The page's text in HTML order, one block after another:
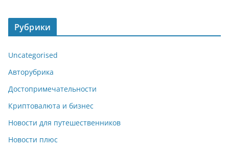
Рубрики
Uncategorised
Авторубрика
Достопримечательности
Криптовалюта и бизнес
Новости для путешественников
Новости плюс